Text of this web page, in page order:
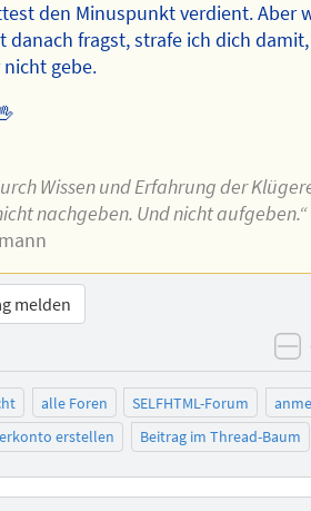
den Minuspunkt verdient. Aber
danach fragst, strafe ich dich
gebe.
Wissen und Erfahrung der
nachgeben. Und nicht aufgeben.“
melden
alle Foren SELFHTML-Forum
erstellen
Beitrag im Thread-Baum